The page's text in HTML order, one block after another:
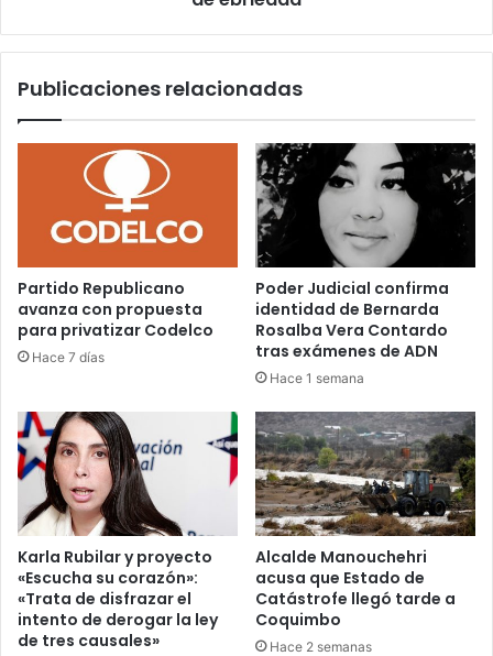
estado
ebriedad
Publicaciones relacionadas
Partido Republicano
avanza con propuesta
para privatizar Codelco
Hace 7 días
Poder Judicial confirma
identidad de Bernarda
Rosalba Vera Contardo
tras exámenes de ADN
Hace 1 semana
Karla Rubilar y proyecto
«Escucha su corazón»:
«Trata de disfrazar el
intento de derogar la ley
de tres causales»
Alcalde Manouchehri
acusa que Estado de
Catástrofe llegó tarde a
Coquimbo
Hace 2 semanas